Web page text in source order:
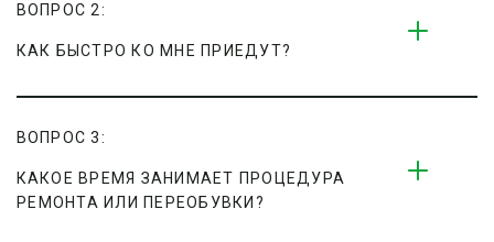
ВОПРОС 2:
КАК БЫСТРО КО МНЕ ПРИЕДУТ?
ВОПРОС 3:
КАКОЕ ВРЕМЯ ЗАНИМАЕТ ПРОЦЕДУРА
РЕМОНТА ИЛИ ПЕРЕОБУВКИ?